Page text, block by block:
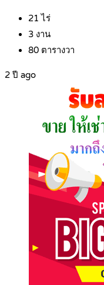
21 ไร่
3 งาน
80 ตารางวา
2 ปี ago